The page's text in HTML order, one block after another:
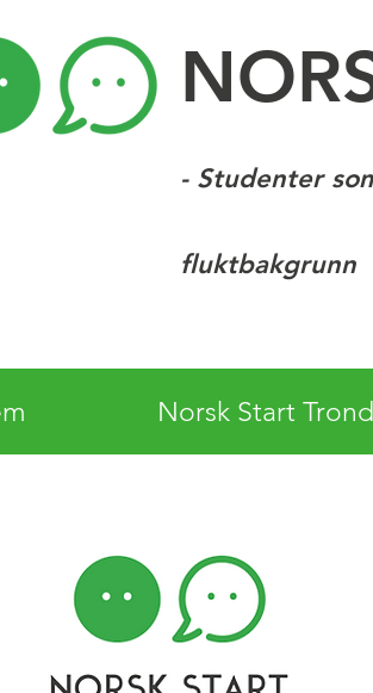
- Studenter
fluktbakgrunn
Norsk Start